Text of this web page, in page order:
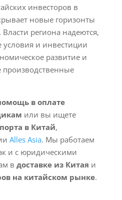
инвесторов в
новые горизонты
региона надеются,
условия и инвестиции
развитие и
производственные
в оплате
или вы ищете
в Китай,
Alles Asia. Мы работаем
и с юридическими
в доставке из Китая и
на китайском рынке.